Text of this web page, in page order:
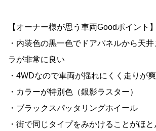
【オーナー様が思う車両Goodポイント】
・内装色の黒一色でドアパネルから天
ラが非常に良い
・4WDなので車両が揺れにくく走りが
・カラーが特別色（銀影ラスター）
・ブラックスパッタリングホイール
・街で同じタイプをみかけることがほ